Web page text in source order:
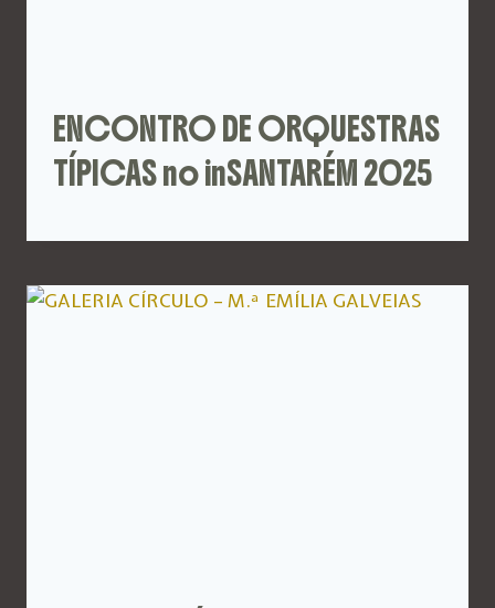
ENCONTRO DE ORQUESTRAS
TÍPICAS no inSANTARÉM 2025